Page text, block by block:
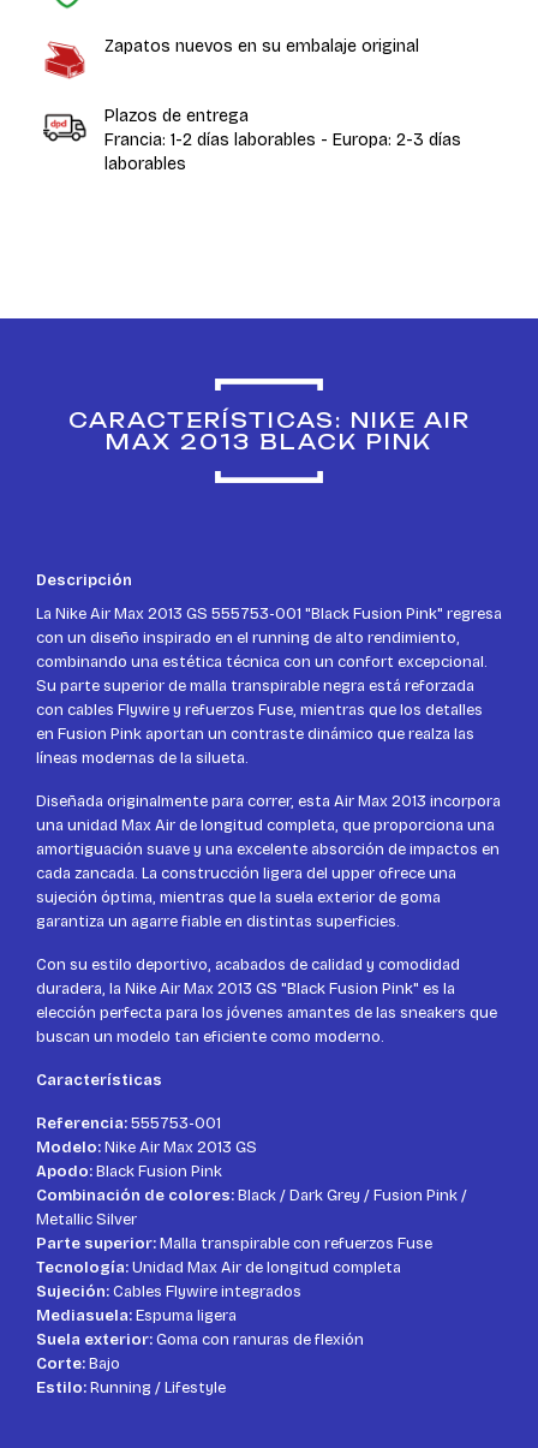
Zapatos nuevos en su embalaje original
Plazos de entrega
Francia: 1-2 días laborables - Europa: 2-3 días
laborables
CARACTERÍSTICAS: NIKE AIR
MAX 2013 BLACK PINK
Descripción
La Nike Air Max 2013 GS 555753-001 "Black Fusion Pink" regresa
con un diseño inspirado en el running de alto rendimiento,
combinando una estética técnica con un confort excepcional.
Su parte superior de malla transpirable negra está reforzada
con cables Flywire y refuerzos Fuse, mientras que los detalles
en Fusion Pink aportan un contraste dinámico que realza las
líneas modernas de la silueta.
Diseñada originalmente para correr, esta Air Max 2013 incorpora
una unidad Max Air de longitud completa, que proporciona una
amortiguación suave y una excelente absorción de impactos en
cada zancada. La construcción ligera del upper ofrece una
sujeción óptima, mientras que la suela exterior de goma
garantiza un agarre fiable en distintas superficies.
Con su estilo deportivo, acabados de calidad y comodidad
duradera, la Nike Air Max 2013 GS "Black Fusion Pink" es la
elección perfecta para los jóvenes amantes de las sneakers que
buscan un modelo tan eficiente como moderno.
Características
Referencia:555753-001
Modelo:Nike Air Max 2013 GS
Apodo:Black Fusion Pink
Combinación de colores:Black / Dark Grey / Fusion Pink /
Metallic Silver
Parte superior:Malla transpirable con refuerzos Fuse
Tecnología:Unidad Max Air de longitud completa
Sujeción:Cables Flywire integrados
Mediasuela:Espuma ligera
Suela exterior:Goma con ranuras de flexión
Corte:Bajo
Estilo:Running / Lifestyle